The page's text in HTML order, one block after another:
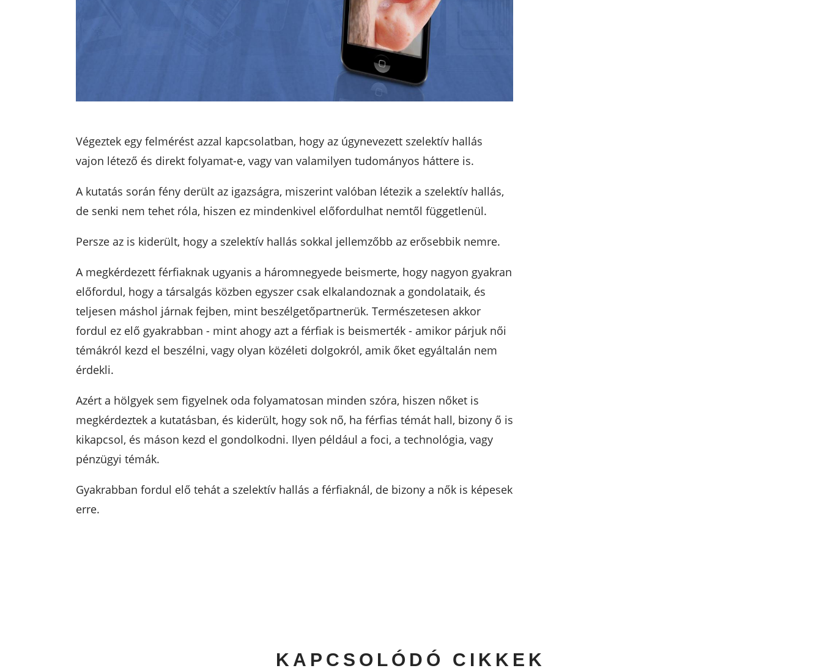
Végeztek egy felmérést azzal kapcsolatban, hogy az úgynevezett szelektív hallás
vajon létező és direkt folyamat-e, vagy van valamilyen tudományos háttere is.
A kutatás során fény derült az igazságra, miszerint valóban létezik a szelektív hallás,
de senki nem tehet róla, hiszen ez mindenkivel előfordulhat nemtől függetlenül.
Persze az is kiderült, hogy a szelektív hallás sokkal jellemzőbb az erősebbik nemre.
A megkérdezett férfiaknak ugyanis a háromnegyede beismerte, hogy nagyon gyakran
előfordul, hogy a társalgás közben egyszer csak elkalandoznak a gondolataik, és
teljesen máshol járnak fejben, mint beszélgetőpartnerük. Természetesen akkor
fordul ez elő gyakrabban - mint ahogy azt a férfiak is beismerték - amikor párjuk női
témákról kezd el beszélni, vagy olyan közéleti dolgokról, amik őket egyáltalán nem
érdekli.
Azért a hölgyek sem figyelnek oda folyamatosan minden szóra, hiszen nőket is
megkérdeztek a kutatásban, és kiderült, hogy sok nő, ha férfias témát hall, bizony ő is
kikapcsol, és máson kezd el gondolkodni. Ilyen például a foci, a technológia, vagy
pénzügyi témák.
Gyakrabban fordul elő tehát a szelektív hallás a férfiaknál, de bizony a nők is képesek
erre.
KAPCSOLÓDÓ CIKKEK